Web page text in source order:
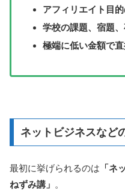
アフィリエイト目
学校の課題、宿題
極端に低い金額で
ネットビジネスなど
最初に挙げられるのは 「ネ
ねずみ講」 。